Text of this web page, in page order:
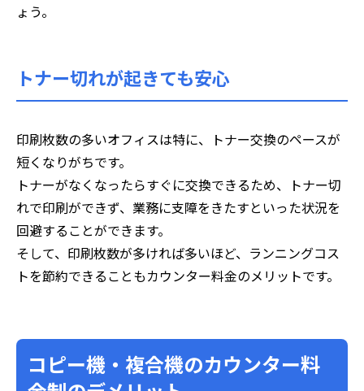
ょう。
トナー切れが起きても安心
印刷枚数の多いオフィスは特に、トナー交換のペースが
短くなりがちです。
トナーがなくなったらすぐに交換できるため、トナー切
れで印刷ができず、業務に支障をきたすといった状況を
回避することができます。
そして、印刷枚数が多ければ多いほど、ランニングコス
トを節約できることもカウンター料金のメリットです。
コピー機・複合機のカウンター料